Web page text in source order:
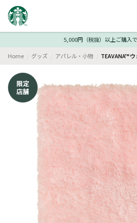
5,000円（税抜）以上ご購入
Home グッズ アパレル・小物 TEAVANA™
限定
店舗